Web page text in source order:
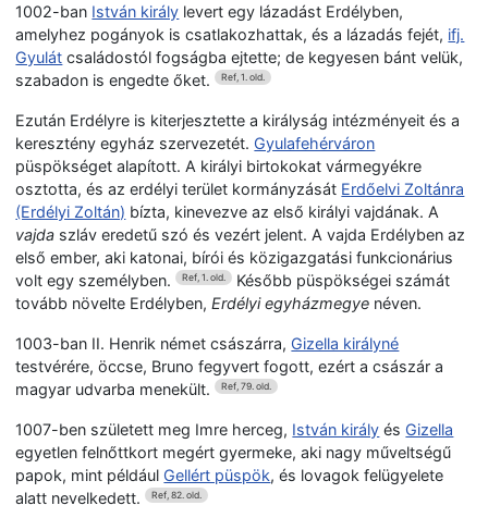
1002-ban István király levert egy lázadást Erdélyben,
amelyhez pogányok is csatlakozhattak, és a lázadás fejét, ifj.
Gyulát családostól fogságba ejtette; de kegyesen bánt velük,
szabadon is engedte őket. Ref, 1. old.
Ezután Erdélyre is kiterjesztette a királyság intézményeit és a
keresztény egyház szervezetét.Gyulafehérváron
püspökséget alapított. A királyi birtokokat vármegyékre
osztotta, és az erdélyi terület kormányzását Erdőelvi Zoltánra
(Erdélyi Zoltán) bízta, kinevezve az első királyi vajdának. A
vajda szláv eredetű szó és vezért jelent. A vajda Erdélyben az
első ember, aki katonai, bírói és közigazgatási funkcionárius
volt egy személyben. Ref, 1. old.
Később püspökségei számát
tovább növelte Erdélyben,Erdélyi egyházmegye néven.
1003-ban II. Henrik német császárra,Gizella királyné
testvérére, öccse, Bruno fegyvert fogott, ezért a császár a
magyar udvarba menekült. Ref, 79. old.
1007-ben született meg Imre herceg, István király ésGizella
egyetlen felnőttkort megért gyermeke, aki nagy műveltségű
papok, mint példáulGellért püspök, és lovagok felügyelete
alatt nevelkedett. Ref, 82. old.